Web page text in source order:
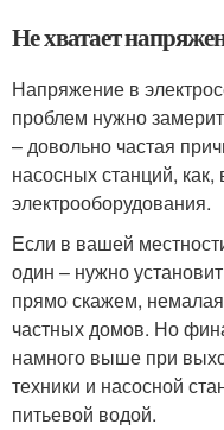
Не хватает
Напряжение в
проблем нужно
– довольно частая
насосных станций,
электрооборудования.
Если в вашей
один – нужно
прямо скажем,
частных домов. Но
намного выше при
техники и насосной
питьевой водой.